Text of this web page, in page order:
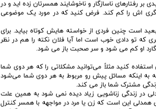
رفتارهای ناسازگار و ناخوشایند همسرتان زده اید و در
گری اش را کم کند. فرض کنید که در مورد یک موضوعی
است چنین فردی از خواسته هایش کوتاه بیاید. برای
که تو دادی خوب است اما آیا فلان نکته را هم در نظر
گارد او کم می شود و سر صحبت باز می شود.
کنید مثلاً می‌توانید مشکلاتی را که هر دوی شما
به اینکه مسائل پیش رو مربوط به هر دوی شما می‌شود
مشترک شما باز می کند.
در زندگی زناشویی زیاد دیده نمی شود به همین علت
این است که زن یا مرد در مواجهه با همسر کنترل